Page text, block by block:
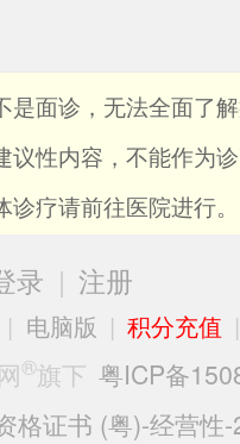
是面诊，无法全面了
议性内容，不能作为
疗请前往医院进行。
录 | 注册
| 电脑版 | 积分充值
®旗下 粤ICP备
格证书 (粤)-经营性